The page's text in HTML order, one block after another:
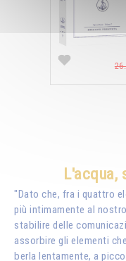
L'acqua,
"Dato che, fra i quattro
più intimamente al
stabilire delle
assorbire gli elementi
berla lentamente, a